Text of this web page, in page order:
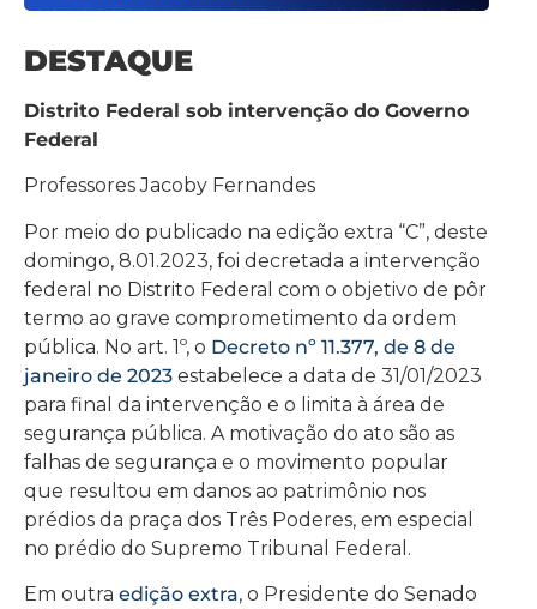
DESTAQUE
Distrito Federal sob intervenção do Governo
Federal
Professores Jacoby Fernandes
Por meio do publicado na edição extra “C”, deste
domingo, 8.01.2023, foi decretada a intervenção
federal no Distrito Federal com o objetivo de pôr
termo ao grave comprometimento da ordem
pública. No art. 1º, o Decreto nº 11.377, de 8 de
janeiro de 2023 estabelece a data de 31/01/2023
para final da intervenção e o limita à área de
segurança pública. A motivação do ato são as
falhas de segurança e o movimento popular
que resultou em danos ao patrimônio nos
prédios da praça dos Três Poderes, em especial
no prédio do Supremo Tribunal Federal.
Em outra edição extra, o Presidente do Senado